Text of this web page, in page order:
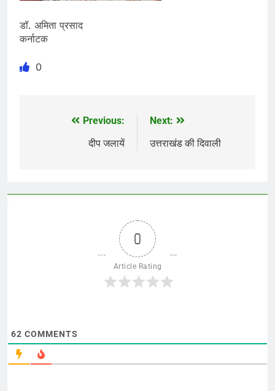
डॉ. अमिता प्रसाद
कर्नाटक
0
navigation
Previous:
दीप जलायें
Next:
उत्तराखंड की दिवाली
0
Article Rating
62 COMMENTS